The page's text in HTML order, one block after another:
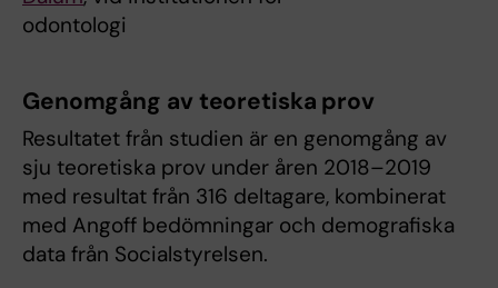
odontologi
Genomgång av teoretiska prov
Resultatet från studien är en genomgång av
sju teoretiska prov under åren 2018–2019
med resultat från 316 deltagare, kombinerat
med Angoff bedömningar och demografiska
data från Socialstyrelsen.